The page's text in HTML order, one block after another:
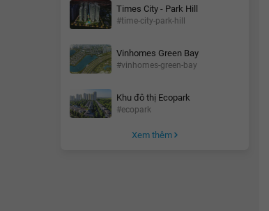
Times City - Park Hill
#time-city-park-hill
Vinhomes Green Bay
#vinhomes-green-bay
Khu đô thị Ecopark
#ecopark
Xem thêm